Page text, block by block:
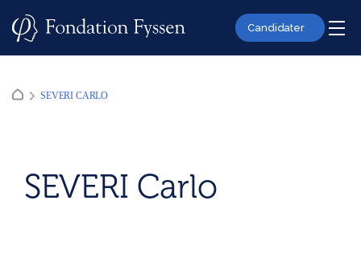
Candidater
SEVERI CARLO
SEVERI Carlo